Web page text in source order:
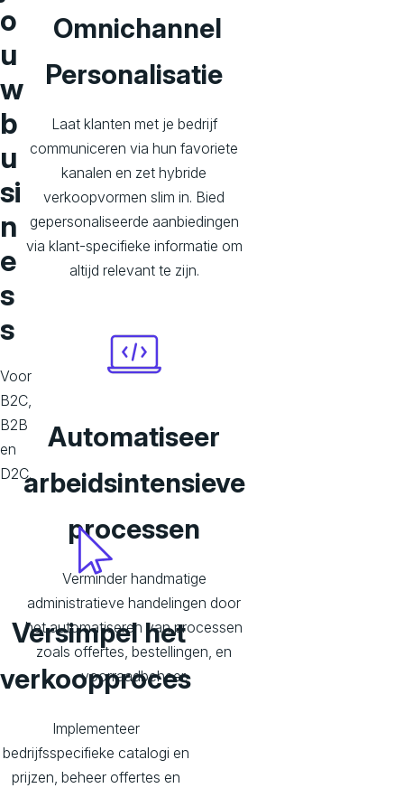
o
u
w
b
u
si
n
e
s
s
Voor
B2C,
B2B
en
D2C.
Versimpel het
verkoopproces
Implementeer
bedrijfsspecifieke catalogi en
prijzen, beheer offertes en
Omnichannel
Personalisatie
Laat klanten met je bedrijf
communiceren via hun favoriete
kanalen en zet hybride
verkoopvormen slim in. Bied
gepersonaliseerde aanbiedingen
via klant-specifieke informatie om
altijd relevant te zijn.
Automatiseer
arbeidsintensieve
processen
Verminder handmatige
administratieve handelingen door
het automatiseren van processen
zoals offertes, bestellingen, en
voorraadbeheer.